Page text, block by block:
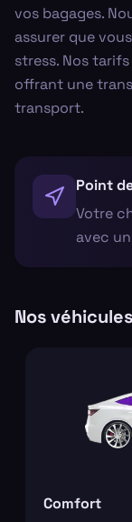
vos bagages.
assurer que
stress. Nos
offrant une
transport.
Point
Votre
avec
Nos véhicules
Comfort